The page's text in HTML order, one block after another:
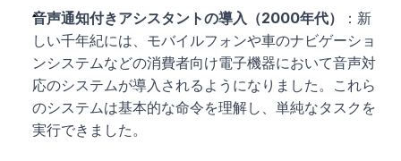
音声通知付きアシスタントの導入（2000年代）
：新
しい千年紀には、モバイルフォンや車のナビゲーショ
ンシステムなどの消費者向け電子機器において音声対
応のシステムが導入されるようになりました。これら
のシステムは基本的な命令を理解し、単純なタスクを
実行できました。